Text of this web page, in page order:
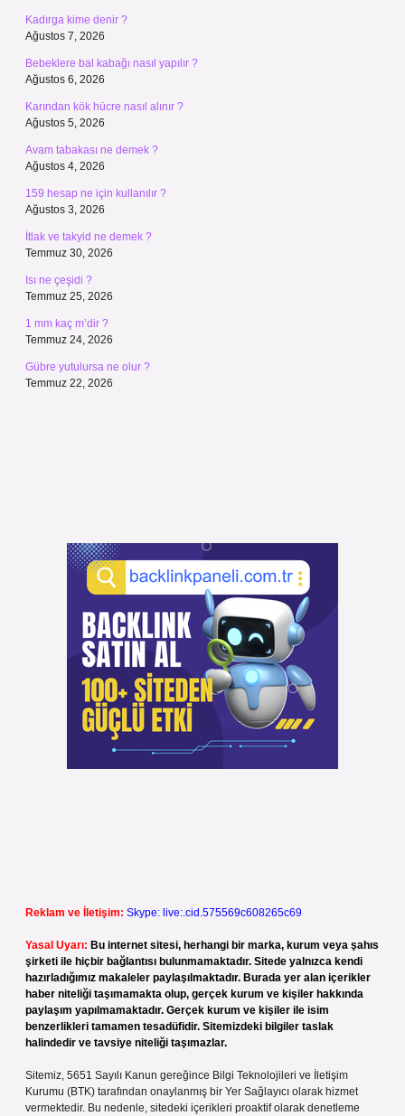
Kadırga kime denir ?
Ağustos 7, 2026
Bebeklere bal kabağı nasıl yapılır ?
Ağustos 6, 2026
Karından kök hücre nasıl alınır ?
Ağustos 5, 2026
Avam tabakası ne demek ?
Ağustos 4, 2026
159 hesap ne için kullanılır ?
Ağustos 3, 2026
İtlak ve takyid ne demek ?
Temmuz 30, 2026
Isı ne çeşidi ?
Temmuz 25, 2026
1 mm kaç m’dir ?
Temmuz 24, 2026
Gübre yutulursa ne olur ?
Temmuz 22, 2026
Reklam ve İletişim: Skype: live:.cid.575569c608265c69
Yasal Uyarı: Bu internet sitesi, herhangi bir marka, kurum veya şahıs
şirketi ile hiçbir bağlantısı bulunmamaktadır. Sitede yalnızca kendi
hazırladığımız makaleler paylaşılmaktadır. Burada yer alan içerikler
haber niteliği taşımamakta olup, gerçek kurum ve kişiler hakkında
paylaşım yapılmamaktadır. Gerçek kurum ve kişiler ile isim
benzerlikleri tamamen tesadüfidir. Sitemizdeki bilgiler taslak
halindedir ve tavsiye niteliği taşımazlar.
Sitemiz, 5651 Sayılı Kanun gereğince Bilgi Teknolojileri ve İletişim
Kurumu (BTK) tarafından onaylanmış bir Yer Sağlayıcı olarak hizmet
vermektedir. Bu nedenle, sitedeki içerikleri proaktif olarak denetleme